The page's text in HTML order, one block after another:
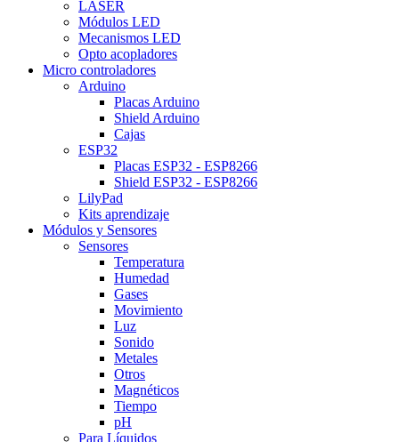
LASER
Módulos LED
Mecanismos LED
Opto acopladores
Micro controladores
Arduino
Placas Arduino
Shield Arduino
Cajas
ESP32
Placas ESP32 - ESP8266
Shield ESP32 - ESP8266
LilyPad
Kits aprendizaje
Módulos y Sensores
Sensores
Temperatura
Humedad
Gases
Movimiento
Luz
Sonido
Metales
Otros
Magnéticos
Tiempo
pH
Para Líquidos